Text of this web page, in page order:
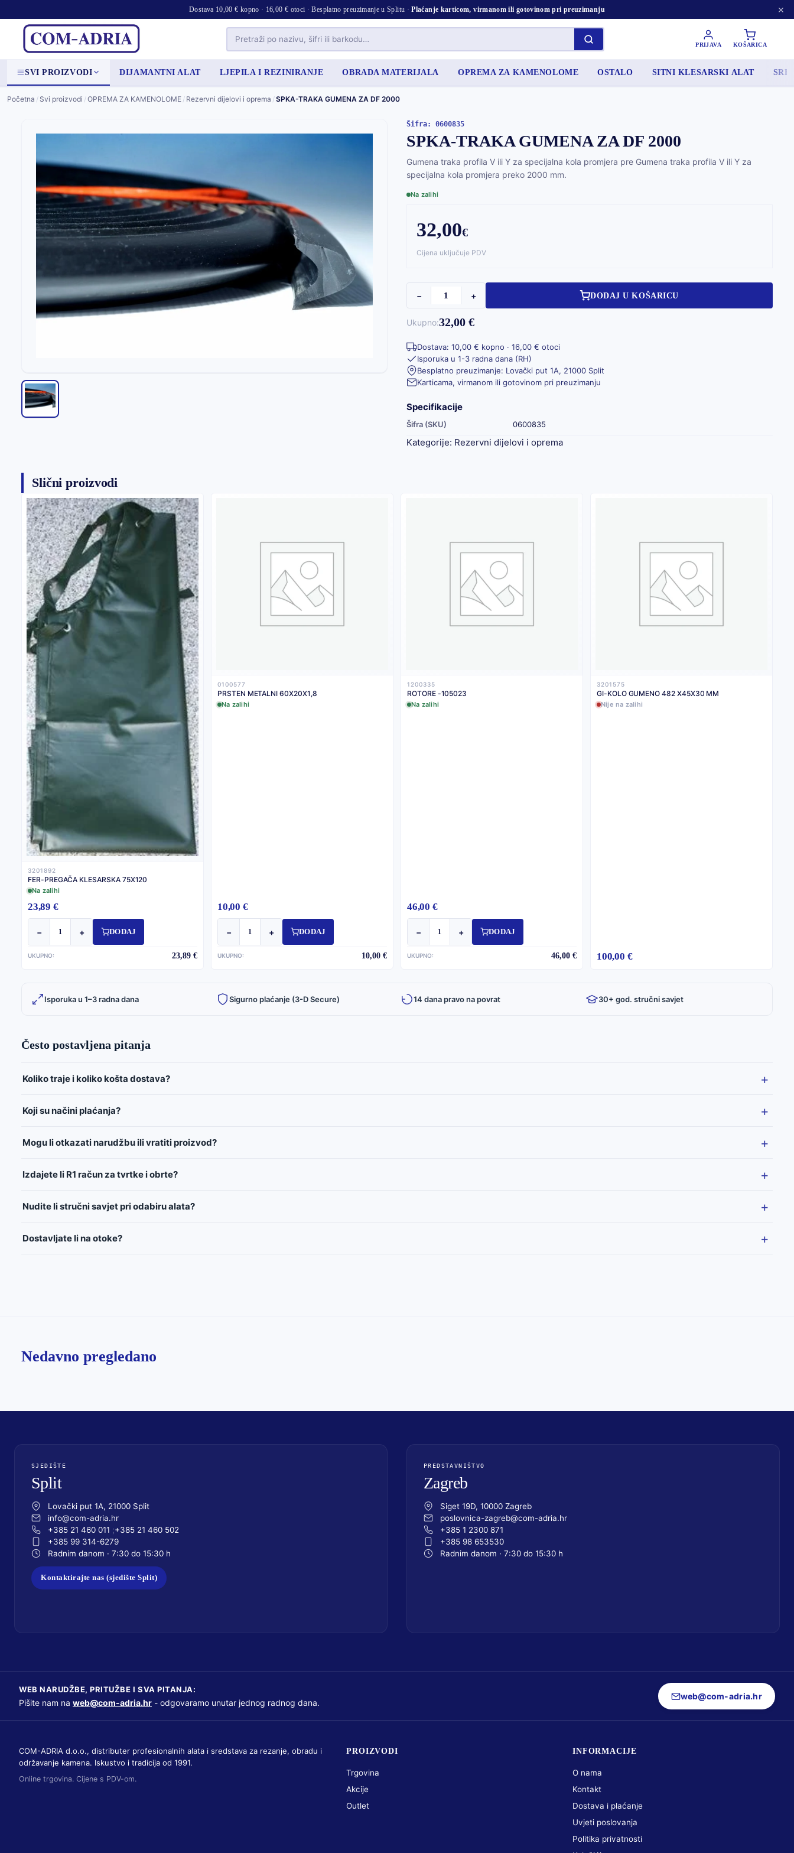
Dostava 10,00 € kopno · 16,00 € otoci · Besplatno preuzimanje u Splitu ·Plaćanje karticom, virmanom ili gotovinom pri preuzimanju ×
PRIJAVA KOŠARICA
SVI PROIZVODI DIJAMANTNI ALAT LJEPILA I REZINIRANJE OBRADA MATERIJALA OPREMA ZA KAMENOLOME OSTALO SITNI KLESARSKI ALAT
Početna / Svi proizvodi /OPREMA ZA KAMENOLOME / Rezervni dijelovi i oprema /SPKA-TRAKA GUMENA ZA DF 2000
Šifra: 0600835
SPKA-TRAKA GUMENA ZA DF 2000
Gumena traka profila V ili Y za specijalna kola promjera pre Gumena traka profila V ili Y za
specijalna kola promjera preko 2000 mm.
Na zalihi
32,00€
Cijena uključuje PDV
− + DODAJ U KOŠARICU
Ukupno:32,00 €
Dostava: 10,00 € kopno · 16,00 € otoci
Isporuka u 1-3 radna dana (RH)
Besplatno preuzimanje: Lovački put 1A, 21000 Split
Karticama, virmanom ili gotovinom pri preuzimanju
Specifikacije
Šifra (SKU) 0600835
Kategorije: Rezervni dijelovi i oprema
Slični proizvodi
3201892
FER-PREGAČA KLESARSKA 75X120
Na zalihi
23,89 €
− + DODAJ
UKUPNO: 23,89 €
0100577
PRSTEN METALNI 60X20X1,8
Na zalihi
10,00 €
− + DODAJ
UKUPNO: 10,00 €
1200335
ROTORE -105023
Na zalihi
46,00 €
− + DODAJ
UKUPNO: 46,00 €
3201575
GI-KOLO GUMENO 482 X45X30 MM
Nije na zalihi
100,00 €
Isporuka u 1–3 radna dana Sigurno plaćanje (3-D Secure) 14 dana pravo na povrat 30+ god. stručni savjet
Često postavljena pitanja
Koliko traje i koliko košta dostava?
Koji su načini plaćanja?
Mogu li otkazati narudžbu ili vratiti proizvod?
Izdajete li R1 račun za tvrtke i obrte?
Nudite li stručni savjet pri odabiru alata?
Dostavljate li na otoke?
Nedavno pregledano
SJEDIŠTE
Split
Lovački put 1A, 21000 Split
info@com-adria.hr
+385 21 460 011
+385 21 460 502
+385 99 314-6279
Radnim danom · 7:30 do 15:30 h
Kontaktirajte nas (sjedište Split)
PREDSTAVNIŠTVO
Zagreb
Siget 19D, 10000 Zagreb
poslovnica-zagreb@com-adria.hr
+385 1 2300 871
+385 98 653530
Radnim danom · 7:30 do 15:30 h
WEB NARUDŽBE, PRITUŽBE I SVA PITANJA:
Pišite nam na web@com-adria.hr - odgovaramo unutar jednog radnog dana.
web@com-adria.hr
COM-ADRIA d.o.o., distributer profesionalnih alata i sredstava za rezanje, obradu i
održavanje kamena. Iskustvo i tradicija od 1991.
Online trgovina. Cijene s PDV-om.
PROIZVODI
Trgovina
Akcije
Outlet
INFORMACIJE
O nama
Kontakt
Dostava i plaćanje
Uvjeti poslovanja
Politika privatnosti